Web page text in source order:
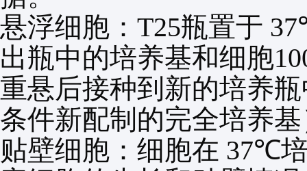
悬浮细胞： T25瓶置于
出瓶中的培养基和细胞
重悬后接种到新的培养
条件新配制的完全培养
贴壁细胞：细胞在 37℃